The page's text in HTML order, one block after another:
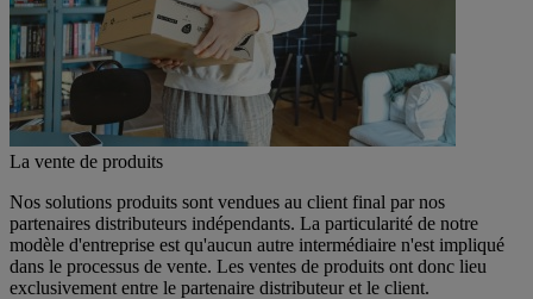
La vente de produits
Nos solutions produits sont vendues au client final par nos
partenaires distributeurs indépendants. La particularité de notre
modèle d'entreprise est qu'aucun autre intermédiaire n'est impliqué
dans le processus de vente. Les ventes de produits ont donc lieu
exclusivement entre le partenaire distributeur et le client.